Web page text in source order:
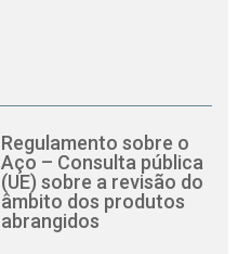
Regulamento sobre o
Aço – Consulta pública
(UE) sobre a revisão do
âmbito dos produtos
abrangidos